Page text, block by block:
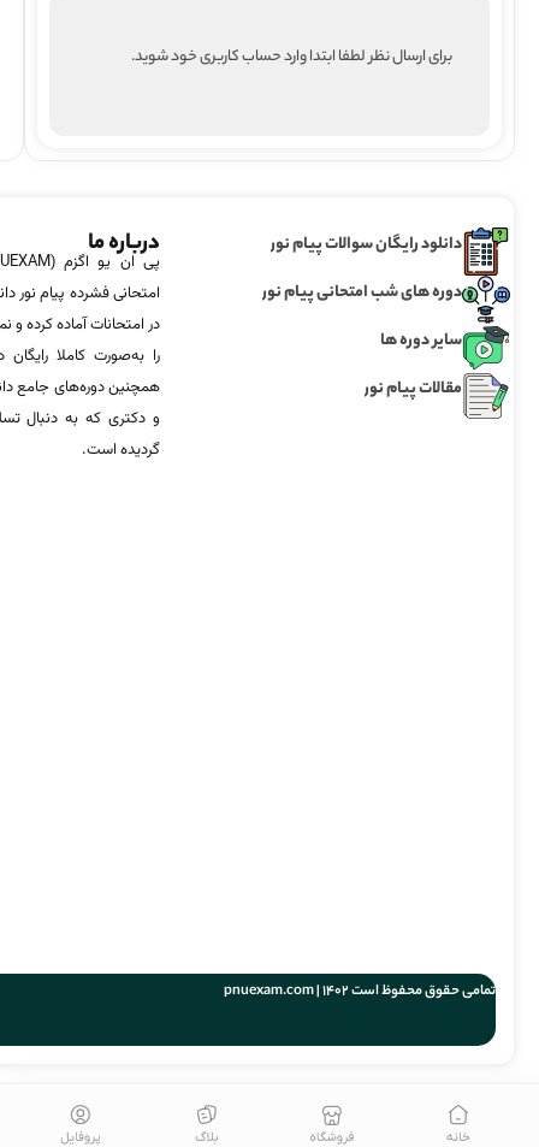
برای ارسال نظر لطفا ابتدا وارد حساب کاربری خود شوید.
دانلود رایگان سوالات پیام نور
دوره های شب امتحانی پیام نور
سایر دوره ها
مقالات پیام نور
درباره ما
امتحانی فشرده پیام نور
در امتحانات آماده‌ کرده
را به‌صورت کاملا
همچنین دوره‌های جامع
و دکتری که به دنبال
گردیده است.
تمامی حقوق محفوظ است 1402 | pnuexam.com